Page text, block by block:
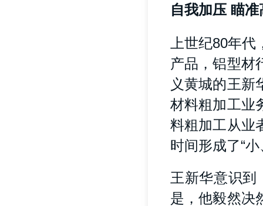
自我加压 瞄
上世纪80年
产品，铝型材
义黄城的王新
材料粗加工业
料粗加工从业
时间形成了“
王新华意识到
是，他毅然决